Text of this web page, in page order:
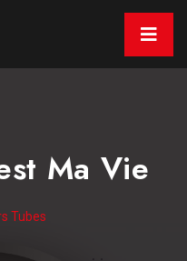
Ma Vie
Tubes